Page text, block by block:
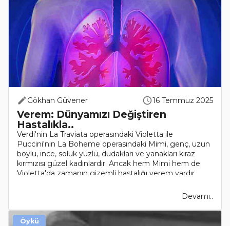
Gökhan Güvener 16 Temmuz 2025
Verem: Dünyamızı Değiştiren
Hastalıkla..
Verdi'nin La Traviata operasındaki Violetta ile
Puccini'nin La Boheme operasındaki Mimi, genç, uzun
boylu, ince, soluk yüzlü, dudakları ve yanakları kiraz
kırmızısı güzel kadınlardır. Ancak hem Mimi hem de
Violetta'da zamanın gizemli hastalığı verem vardır. ..
Devamı..
Öykü